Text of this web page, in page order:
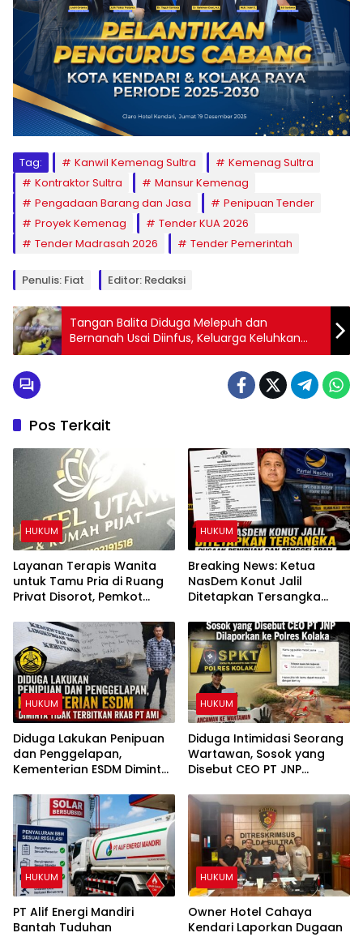
Tag: Kanwil Kemenag Sultra
Kemenag Sultra
Kontraktor Sultra
Mansur Kemenag
Pengadaan Barang dan Jasa
Penipuan Tender
Proyek Kemenag
Tender KUA 2026
Tender Madrasah 2026
Tender Pemerintah
Penulis: Fiat Editor: Redaksi
Tangan Balita Diduga Melepuh dan
Bernanah Usai Diinfus, Keluarga Keluhkan
Pelayanan RS Bhayangkara Kendari
Pos Terkait
HUKUM
Layanan Terapis Wanita
untuk Tamu Pria di Ruang
Privat Disorot, Pemkot
Perizinan Rumah Pijat Utami
HUKUM
Breaking News: Ketua
NasDem Konut Jalil
Ditetapkan Tersangka
Penggelapan
HUKUM
Diduga Lakukan Penipuan
dan Penggelapan,
Kementerian ESDM Diminta
AMI
HUKUM
Diduga Intimidasi Seorang
Wartawan, Sosok yang
Disebut CEO PT JNP
Kolaka
HUKUM
PT Alif Energi Mandiri
Bantah Tuduhan
HUKUM
Owner Hotel Cahaya
Kendari Laporkan Dugaan